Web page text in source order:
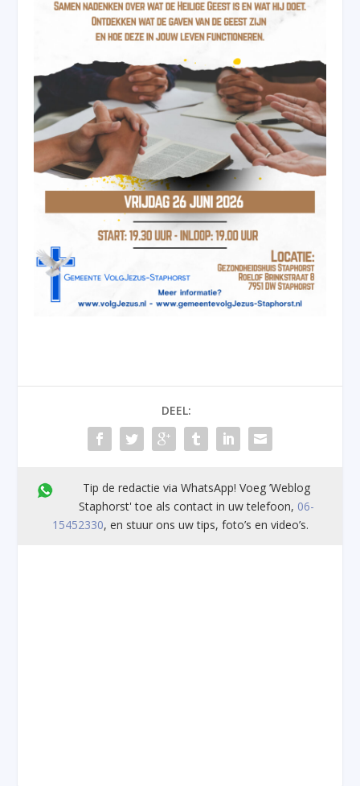
DEEL:
Tip de redactie via WhatsApp! Voeg ’Weblog
Staphorst' toe als contact in uw telefoon, 06-
15452330, en stuur ons uw tips, foto’s en video’s.